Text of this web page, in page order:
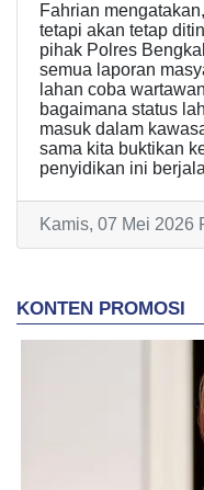
Fahrian
tetapi akan tetap
pihak Polres
semua laporan
lahan coba
bagaimana status
masuk dalam
sama kita buktikan
penyidikan ini
Kamis, 07 Mei 2026